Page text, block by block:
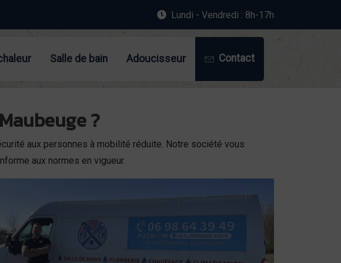
Lundi - Vendredi : 8h-17h
Salle de bain Adoucisseur Contact
?
aux personnes à mobilité réduite. Notre société vous
aux normes en vigueur.